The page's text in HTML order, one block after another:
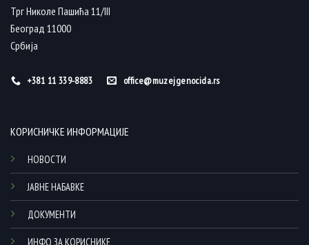
Трг Николе Пашића 11/III
Београд 11000
Србија
+381 11 339-8883 office@muzejgenocida.rs
КОРИСНИЧКЕ ИНФОРМАЦИЈЕ
НОВОСТИ
ЈАВНЕ НАБАВКЕ
ДОКУМЕНТИ
ИНФО ЗА КОРИСНИКЕ